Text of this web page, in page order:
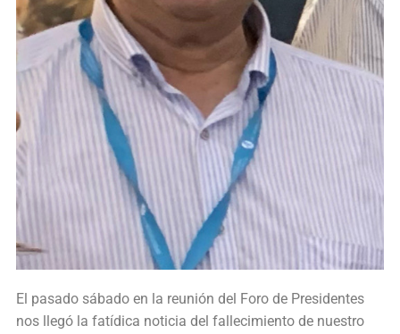
El pasado sábado en la reunión del Foro de Presidentes
nos llegó la fatídica noticia del fallecimiento de nuestro